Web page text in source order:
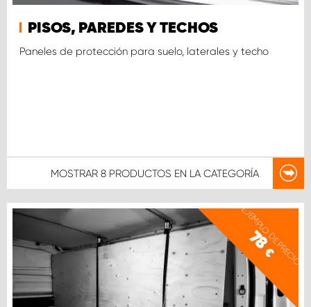
PISOS, PAREDES Y TECHOS
Paneles de protección para suelo, laterales y techo
MOSTRAR 8 PRODUCTOS EN LA CATEGORÍA
EJEMPLO DE PRECIO
78
€